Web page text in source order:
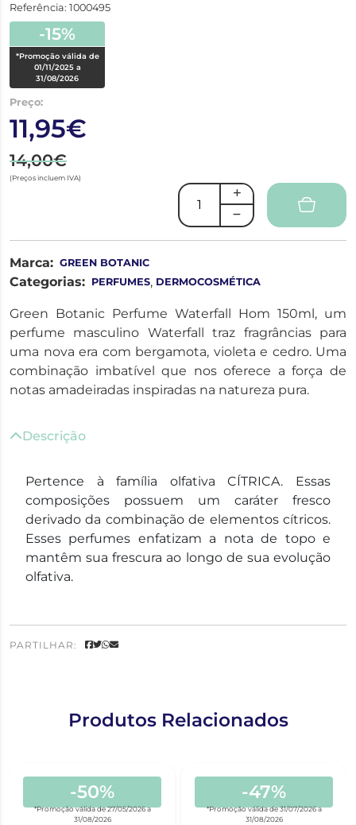
Referência: 1000495
-15%
*Promoção válida de
01/11/2025 a
31/08/2026
Preço:
11,95€
14,00€
(Preços incluem IVA)
Marca: GREEN BOTANIC
Categorias: PERFUMES, DERMOCOSMÉTICA
Green Botanic Perfume Waterfall Hom 150ml, um
perfume masculino Waterfall traz fragrâncias para
uma nova era com bergamota, violeta e cedro. Uma
combinação imbatível que nos oferece a força de
notas amadeiradas inspiradas na natureza pura.
Descrição
Pertence à família olfativa CÍTRICA. Essas
composições possuem um caráter fresco
derivado da combinação de elementos cítricos.
Esses perfumes enfatizam a nota de topo e
mantêm sua frescura ao longo de sua evolução
olfativa.
PARTILHAR:
Produtos Relacionados
-50%
*Promoção válida de 27/05/2026 a
31/08/2026
-47%
*Promoção válida de 31/07/2026 a
31/08/2026